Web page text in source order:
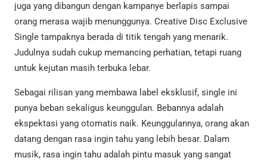
juga yang dibangun dengan kampanye berlapis sampai
orang merasa wajib menunggunya. Creative Disc Exclusive
Single tampaknya berada di titik tengah yang menarik.
Judulnya sudah cukup memancing perhatian, tetapi ruang
untuk kejutan masih terbuka lebar.
Sebagai rilisan yang membawa label eksklusif, single ini
punya beban sekaligus keunggulan. Bebannya adalah
ekspektasi yang otomatis naik. Keunggulannya, orang akan
datang dengan rasa ingin tahu yang lebih besar. Dalam
musik, rasa ingin tahu adalah pintu masuk yang sangat